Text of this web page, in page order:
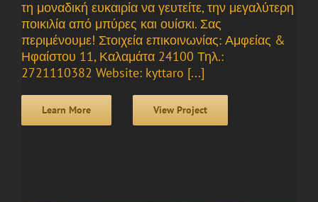
τη μοναδική ευκαιρία να γευτείτε, την μεγαλύτερη
ποικιλία από μπύρες και ουίσκι. Σας
περιμένουμε! Στοιχεία επικοινωνίας: Αμφείας &
Ηφαίστου 11, Καλαμάτα 24100 Τηλ.:
2721110382 Website: kyttaro [...]
Learn More View Project